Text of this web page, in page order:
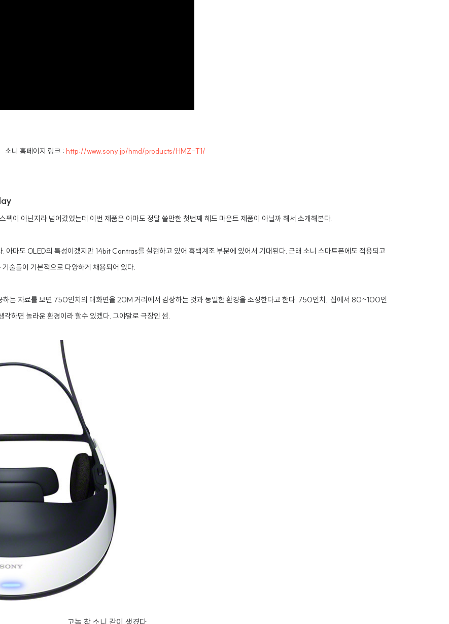
소니 홈페이지 링크 : http://www.sony.jp/hmd/products/HMZ-T1/
펙이 아닌지라 넘어갔었는데 이번 제품은 아마도 정말 쓸만한 첫번째 헤드 마운트 제품이 아닐까 해서 소개해본다.
마도 OLED의 특성이겠지만 14bit Contras를 실현하고 있어 흑백계조 부분에 있어서 기대된다. 근래 소니 스마트폰에도 적용되고
술들이 기본적으로 다양하게 채용되어 있다.
하는 자료를 보면 750인치의 대화면을 20M 거리에서 감상하는 것과 동일한 환경을 조성한다고 한다. 750인치.. 집에서 80~100인
하면 놀라운 환경이라 할수 있겠다. 그야말로 극장인 셈.
고놈 참 소니 같이 생겼다.